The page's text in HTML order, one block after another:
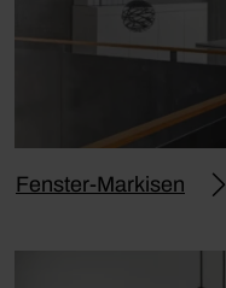
Fenster-Markisen